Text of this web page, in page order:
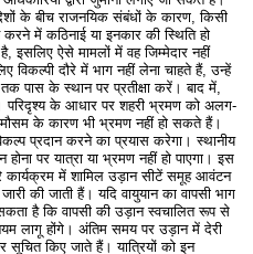
देशों के बीच राजनयिक संबंधों के कारण, किसी
में कठिनाई या इनकार की स्थिति हो
ऐसे मामलों में वह जिम्मेदार नहीं
विकल्पी दौरे में भाग नहीं लेना चाहते हैं, उन्हें
पास के स्थान पर प्रतीक्षा करें। बाद में,
परिदृश्य के आधार पर शहरी भ्रमण को अलग-
के कारण भी भ्रमण नहीं हो सकते हैं।
प्रदान करने का प्रयास करेगा। स्थानीय
पर यात्रा या भ्रमण नहीं हो पाएगा। इस
कार्यक्रम में शामिल उड़ान सीटें समूह आवंटन
की जाती हैं। यदि वायुयान का वापसी भाग
है कि वापसी की उड़ान स्वचालित रूप से
लागू होंगे। अंतिम समय पर उड़ान में देरी
सूचित किए जाते हैं। यात्रियों को इन